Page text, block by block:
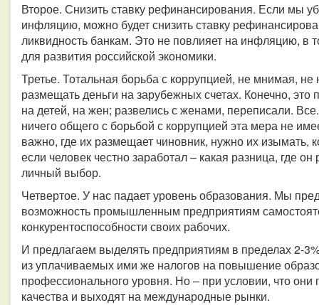
Второе. Снизить ставку рефинансирования. Если мы
инфляцию, можно будет снизить ставку
ликвидность банкам. Это не повлияет на инфляцию,
для развития российской экономики.
Третье. Тотальная борьба с коррупцией, не мнимая,
размещать деньги на зарубежных счетах. Конечно,
на детей, на жен; развелись с женами, переписали.
ничего общего с борьбой с коррупцией эта мера не
важно, где их размещает чиновник, нужно их изымать,
если человек честно заработал – какая разница, где
личный выбор.
Четвертое. У нас падает уровень образования. Мы
возможность промышленным предприятиям
конкурентоспособности своих рабочих.
И предлагаем выделять предприятиям в пределах 2-
из уплачиваемых ими же налогов на повышение
профессионального уровня. Но – при условии, что
качества и выходят на международные рынки.